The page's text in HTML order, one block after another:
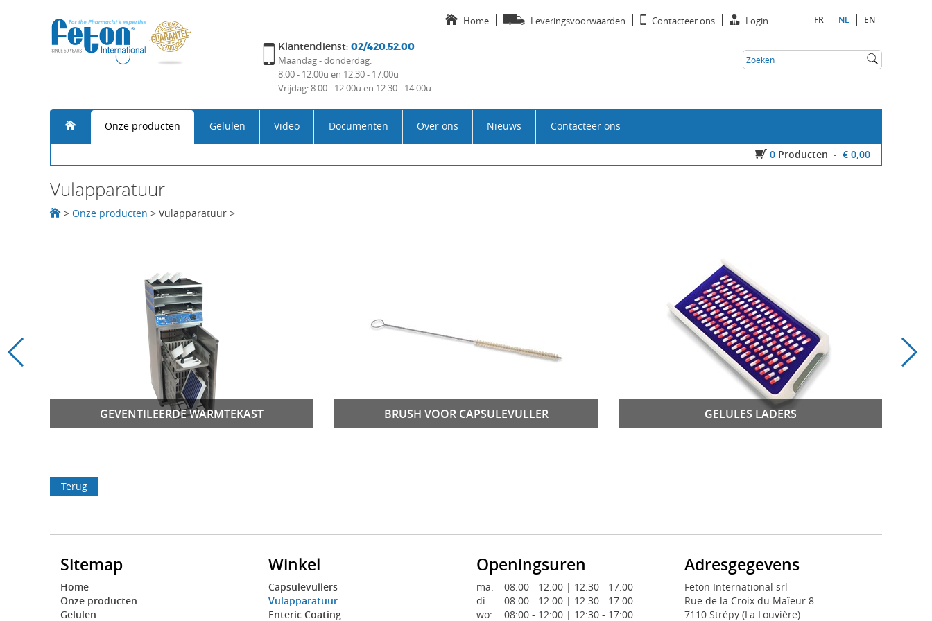
Home Leveringsvoorwaarden Contacteer ons Login FR NL EN
Klantendienst: 02/420.52.00
Maandag - donderdag:
8.00 - 12.00u en 12.30 - 17.00u
Vrijdag: 8.00 - 12.00u en 12.30 - 14.00u
Onze producten Gelulen Video Documenten Over ons Nieuws Contacteer ons
0 Producten - € 0,00
Vulapparatuur
> Onze producten > Vulapparatuur >
GEVENTILEERDE WARMTEKAST BRUSH VOOR CAPSULEVULLER GELULES LADERS
Terug
Sitemap
Home
Onze producten
Gelulen
Winkel
Capsulevullers
Vulapparatuur
Enteric Coating
Openingsuren
ma:
08:00 - 12:00 | 12:30 - 17:00
di:
08:00 - 12:00 | 12:30 - 17:00
wo:
08:00 - 12:00 | 12:30 - 17:00
Adresgegevens
Feton International srl
Rue de la Croix du Maïeur 8
7110 Strépy (La Louvière)